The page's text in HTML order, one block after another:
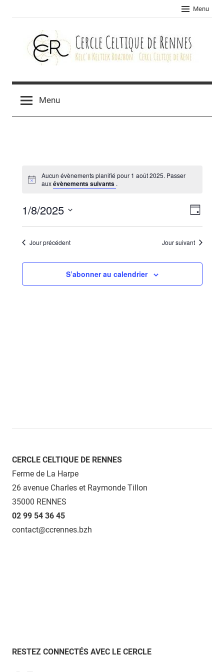
Menu
Cercle
celtique
Menu
Aucun évènements planifié pour 1 août 2025. Passer
auxévènements suivants .
par
de
vues
Jour
1/8/2025
Sélectionnez
uneJour précédent Jour suivant
S’abonner au calendrier
CERCLE CELTIQUE DE RENNES
Ferme de La Harpe
26 avenue Charles et Raymonde Tillon
35000 RENNES
02 99 54 36 45
contact@ccrennes.bzh
RESTEZ CONNECTÉS AVEC LE CERCLE